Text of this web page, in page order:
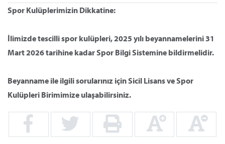
Spor Kulüplerimizin Dikkatine:
İlimizde tescilli spor kulüpleri, 2025 yılı beyannamelerini 31
Mart 2026 tarihine kadar Spor Bilgi Sistemine bildirmelidir.
Beyanname ile ilgili sorularınız için Sicil Lisans ve Spor
Kulüpleri Birimimize ulaşabilirsiniz.